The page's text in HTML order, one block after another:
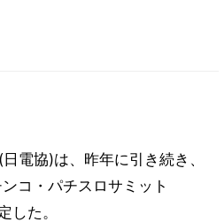
電協)は、昨年に引き続き、
コ・パチスロサミット
た。